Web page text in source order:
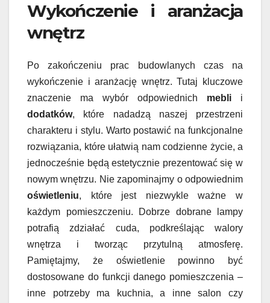
Wykończenie i aranżacja
wnętrz
Po zakończeniu prac budowlanych czas na
wykończenie i aranżację wnętrz. Tutaj kluczowe
znaczenie ma wybór odpowiednich mebli i
dodatków, które nadadzą naszej przestrzeni
charakteru i stylu. Warto postawić na funkcjonalne
rozwiązania, które ułatwią nam codzienne życie, a
jednocześnie będą estetycznie prezentować się w
nowym wnętrzu. Nie zapominajmy o odpowiednim
oświetleniu, które jest niezwykle ważne w
każdym pomieszczeniu. Dobrze dobrane lampy
potrafią zdziałać cuda, podkreślając walory
wnętrza i tworząc przytulną atmosferę.
Pamiętajmy, że oświetlenie powinno być
dostosowane do funkcji danego pomieszczenia –
inne potrzeby ma kuchnia, a inne salon czy